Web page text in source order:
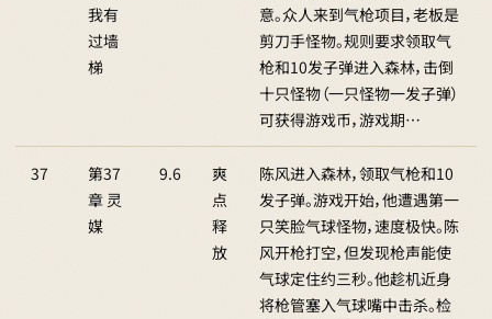
我有
过墙
梯
意。众人来到气枪项目，老板是
剪刀手怪物。规则要求领取气
枪和10发子弹进入森林，击倒
十只怪物（一只怪物一发子弹）
可获得游戏币，游戏期…
37
第37
章 灵
媒
9.6
爽
点
释
放
陈风进入森林，领取气枪和10
发子弹。游戏开始，他遭遇第一
只笑脸气球怪物，速度极快。陈
风开枪打空，但发现枪声能使
气球定住约三秒。他趁机近身
将枪管塞入气球嘴中击杀。检